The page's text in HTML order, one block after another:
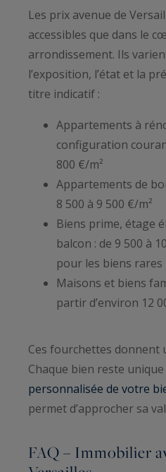
Les prix avenue de
accessibles que dans le
arrondissement. Ils
l’exposition, l’état et la
titre indicatif :
Appartements à
configuration
800 €/m²
Appartements de
8 500 à 9 500 €/m²
Biens prime, étage
balcon : de 9 500 à
pour les biens rares
Maisons et biens
partir d’environ 12
Ces fourchettes donnent
Chaque bien reste unique
personnalisée de votre
permet d’approcher sa
FAQ – Immobilier